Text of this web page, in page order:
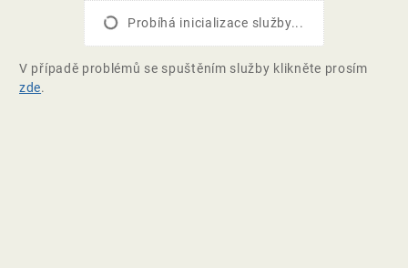
Probíhá inicializace služby...
V případě problémů se spuštěním služby klikněte prosím
zde.